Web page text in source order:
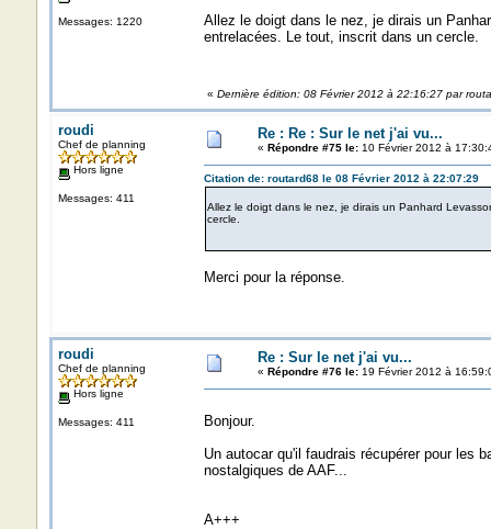
Messages: 1220
Allez le doigt dans le nez, je dirais un
entrelacées. Le tout, inscrit dans un cercle.
« Dernière édition: 08 Février 2012 à 22:16:27 par
roudi
Chef de planning
Hors ligne
Messages: 411
Re : Re : Sur le net j'ai vu...
« Répondre #75 le:10 Février 2012 à
Citation de: routard68 le 08 Février 2012 à 22:07:29
Allez le doigt dans le nez, je dirais un Panhard
cercle.
Merci pour la réponse.
roudi
Chef de planning
Hors ligne
Messages: 411
Re : Sur le net j'ai vu...
« Répondre #76 le:19 Février 2012 à
Bonjour.
Un autocar qu'il faudrais récupérer pour les
nostalgiques de AAF...
A+++